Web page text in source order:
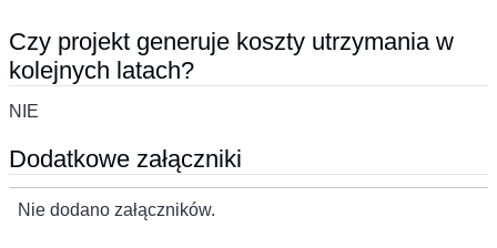
Czy projekt generuje koszty utrzymania w
kolejnych latach?
NIE
Dodatkowe załączniki
Nie dodano załączników.